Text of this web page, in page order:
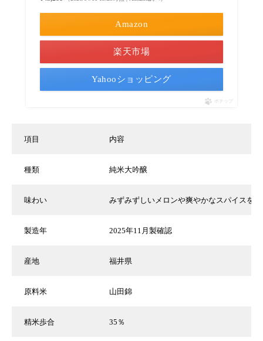
Amazon
楽天市場
Yahooショッピング
ポチップ
項目 内容
種類 純米大吟醸
味わい みずみずしいメロンや爽やかなスパイスを
製造年 2025年11月製確認
産地 福井県
原料米 山田錦
精米歩合 35％